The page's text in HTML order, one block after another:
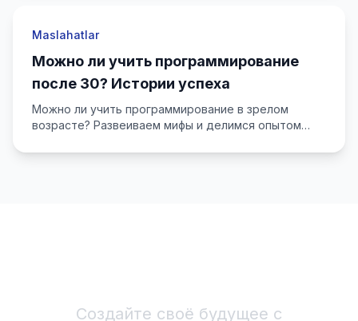
Maslahatlar
Можно ли учить программирование
после 30? Истории успеха
Можно ли учить программирование в зрелом
возрасте? Развеиваем мифы и делимся опытом
Создайте своё будущее с